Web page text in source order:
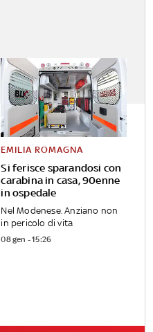
Si ferisce sparandosi con
carabina in casa, 90enne
in ospedale
EMILIA ROMAGNA
Nel Modenese. Anziano non
in pericolo di vita
08 gen - 15:26